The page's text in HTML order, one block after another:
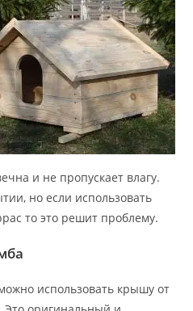
и не пропускает влагу.
но если использовать
то это решит проблему.
использовать крышу от